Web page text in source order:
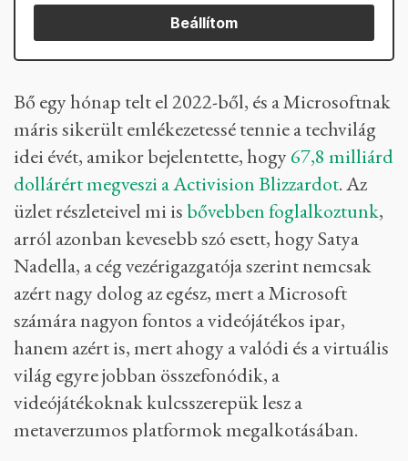
Beállítom
Bő egy hónap telt el 2022-ből, és a Microsoftnak
máris sikerült emlékezetessé tennie a techvilág
idei évét, amikor bejelentette, hogy67,8 milliárd
dollárért megveszi a Activision Blizzardot. Az
üzlet részleteivel mi isbővebben foglalkoztunk,
arról azonban kevesebb szó esett, hogy Satya
Nadella, a cég vezérigazgatója szerint nemcsak
azért nagy dolog az egész, mert a Microsoft
számára nagyon fontos a videójátékos ipar,
hanem azért is, mert ahogy a valódi és a virtuális
világ egyre jobban összefonódik, a
videójátékoknak kulcsszerepük lesz a
metaverzumos platformok megalkotásában.